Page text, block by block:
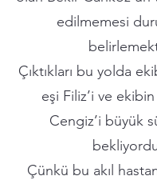
edilmemesi
Çıktıkları bu yolda
eşi Filiz’i ve
Cengiz’i büyük
Çünkü bu akıl